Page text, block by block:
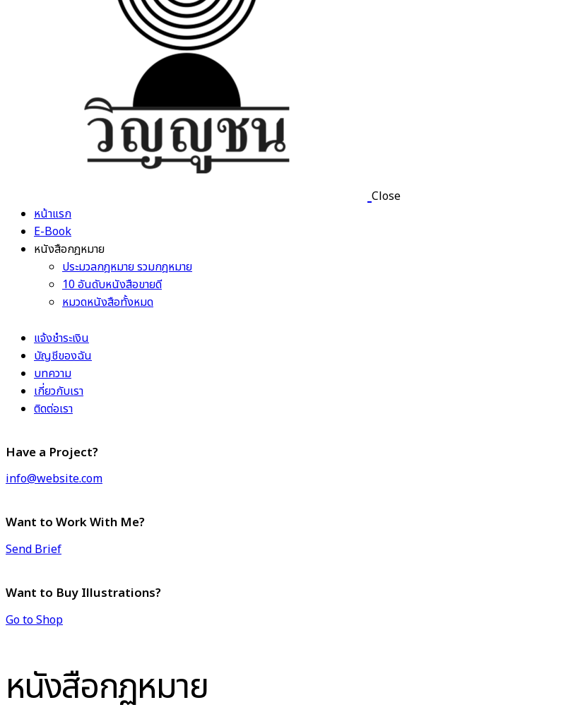
Close
หน้าแรก
E-Book
หนังสือกฎหมาย
ประมวลกฎหมาย รวมกฎหมาย
10 อันดับหนังสือขายดี
หมวดหนังสือทั้งหมด
แจ้งชำระเงิน
บัญชีของฉัน
บทความ
เกี่ยวกับเรา
ติดต่อเรา
Have a Project?
info@website.com
Want to Work With Me?
Send Brief
Want to Buy Illustrations?
Go to Shop
หนังสือกฏหมาย